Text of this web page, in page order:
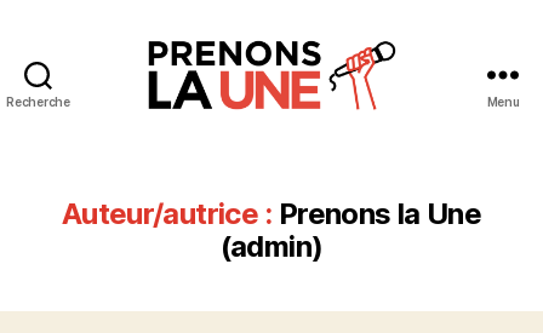
Recherche Menu
Auteur/autrice : Prenons la Une
(admin)